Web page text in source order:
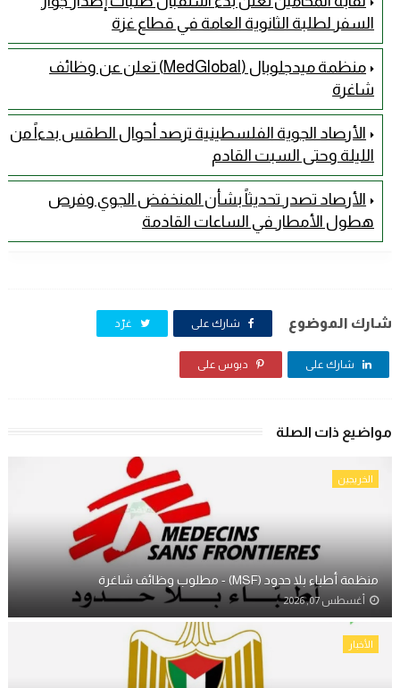
السفر لطلبة الثانوية العامة في قطاع غزة
منظمة ميدجلوبال (MedGlobal) تعلن عن وظائف
شاغرة
الأرصاد الجوية الفلسطينية ترصد أحوال الطقس بدءاً من
الليلة وحتى السبت القادم
الأرصاد تصدر تحديثاً بشأن المنخفض الجوي وفرص
هطول الأمطار في الساعات القادمة
شارك الموضوع شارك على غرّد
شارك على دبوس على
مواضيع ذات الصلة
الخريجين
منظمة أطباء بلا حدود (MSF) - مطلوب وظائف شاغرة
أغسطس 07, 2026
الأخبار